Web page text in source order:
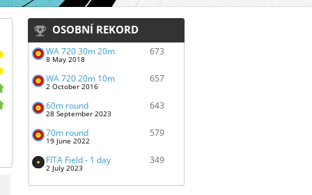
OSOBNÍ REKORD
WA 720 30m 20m
8 May 2018
673
WA 720 20m 10m
2 October 2016
657
60m round
28 September 2023
643
70m round
19 June 2022
579
FITA Field - 1 day
2 July 2023
349